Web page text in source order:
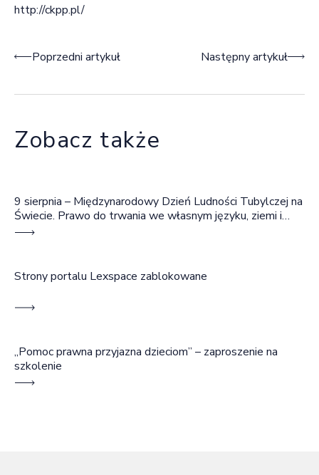
http://ckpp.pl/
Nawigacja wpisu
Poprzedni artykuł Następny artykuł
Zobacz także
9 sierpnia – Międzynarodowy Dzień Ludności Tubylczej na
Świecie. Prawo do trwania we własnym języku, ziemi i
wspólnocie
Strony portalu Lexspace zablokowane
„Pomoc prawna przyjazna dzieciom” – zaproszenie na
szkolenie